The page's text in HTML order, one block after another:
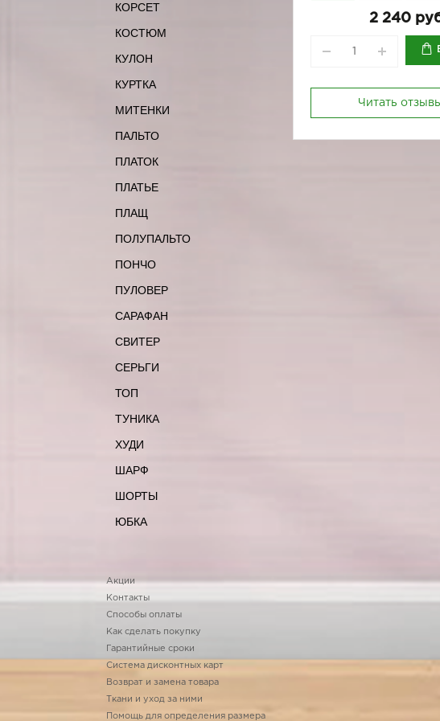
КОРСЕТ
КОСТЮМ
КУЛОН
КУРТКА
МИТЕНКИ
ПАЛЬТО
ПЛАТОК
ПЛАТЬЕ
ПЛАЩ
ПОЛУПАЛЬТО
ПОНЧО
ПУЛОВЕР
САРАФАН
СВИТЕР
СЕРЬГИ
ТОП
ТУНИКА
ХУДИ
ШАРФ
ШОРТЫ
ЮБКА
2 240
Читать
Акции
Контакты
Способы оплаты
Как сделать покупку
Гарантийные сроки
Система дисконтных карт
Возврат и замена товара
Ткани и уход за ними
Помощь для определения размера